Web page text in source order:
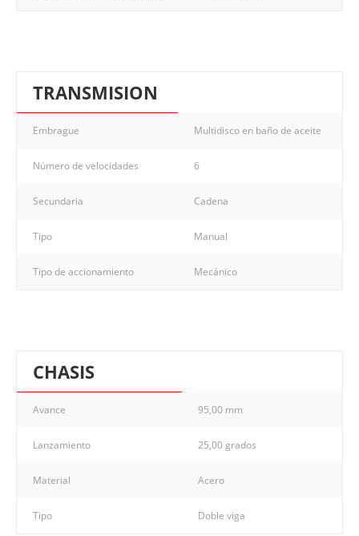
TRANSMISION
Embrague Multidisco en baño de aceite
Número de velocidades 6
Secundaria Cadena
Tipo Manual
Tipo de accionamiento Mecánico
CHASIS
Avance 95,00 mm
Lanzamiento 25,00 grados
Material Acero
Tipo Doble viga